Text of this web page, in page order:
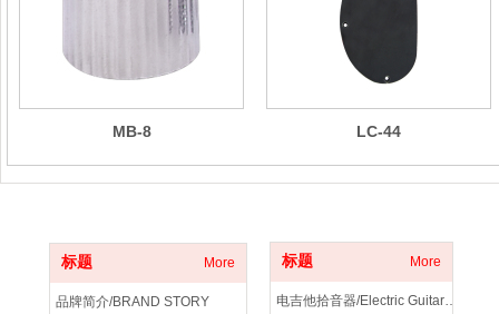
MB-8 LC-44
标题 More
品牌简介/BRAND STORY
标题 More
电吉他拾音器/Electric Guitar Pickup